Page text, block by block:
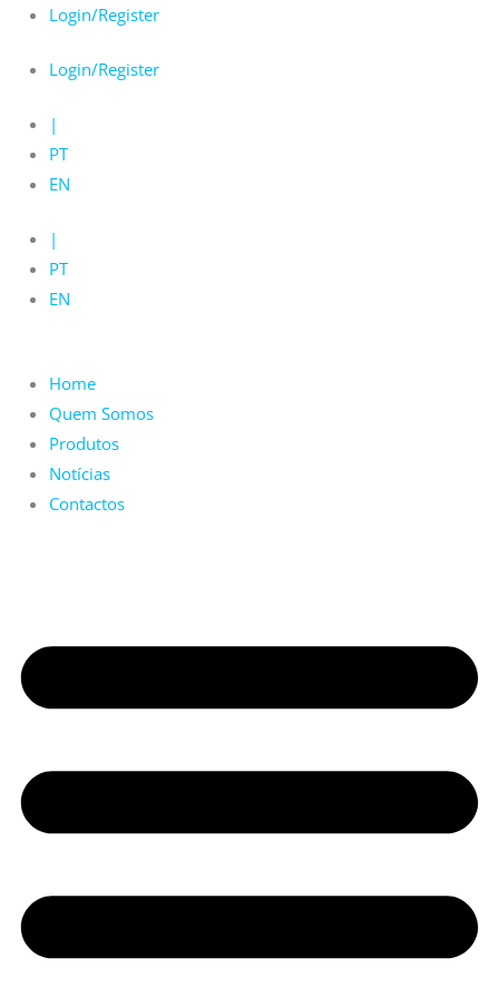
Skip
content
Login/Register
Login/Register
|
PT
EN
|
PT
EN
Home
Quem Somos
Produtos
Notícias
Contactos